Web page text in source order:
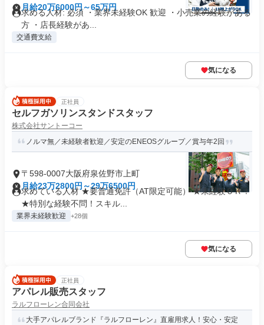
月給20万6000円～65万円
求める人材: 必須 ・業界未経験OK 歓迎 ・小売業の経験がある
方 ・店長経験があ...
交通費支給
気になる
正社員
セルフガソリンスタンドスタッフ
株式会社サントーコー
ノルマ無／未経験者歓迎／安定のENEOSグループ／賞与年2回
〒598-0007大阪府泉佐野市上町
月給23万2800円～29万6500円
求めている人材 ★要普通免許（AT限定可能） ★未経験ＯＫ！
★特別な経験不問！スキル...
業界未経験歓迎 +28個
気になる
正社員
アパレル販売スタッフ
ラルフローレン合同会社
大手アパレルブランド『ラルフローレン』直雇用求人！安心・安定